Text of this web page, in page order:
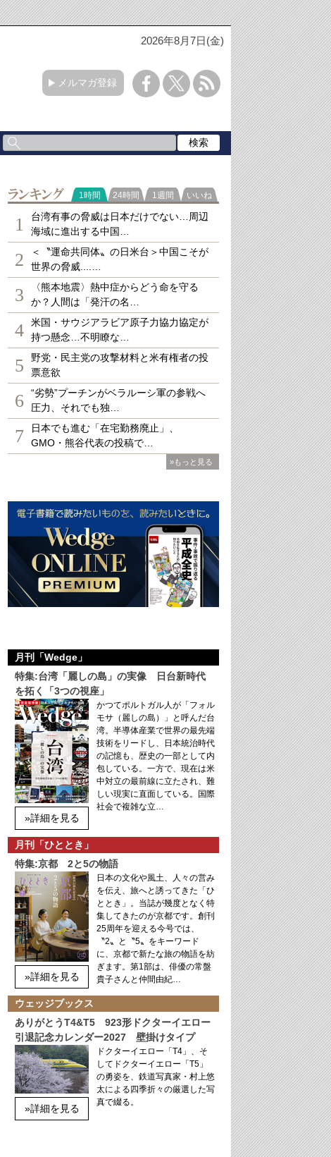
2026年8月7日(金)
メルマガ登録
ランキング
1時間 24時間 1週間 いいね
1
台湾有事の脅威は日本だけでない…周辺
海域に進出する中国…
2
＜〝運命共同体〟の日米台＞中国こそが
世界の脅威....…
3
〈熊本地震〉熱中症からどう命を守る
か？人間は「発汗の名…
4
米国・サウジアラビア原子力協力協定が
持つ懸念…不明瞭な…
5
野党・民主党の攻撃材料と米有権者の投
票意欲
6
“劣勢”プーチンがベラルーシ軍の参戦へ
圧力、それでも独…
7
日本でも進む「在宅勤務廃止」、
GMO・熊谷代表の投稿で…
»もっと見る
月刊「Wedge」
特集:台湾「麗しの島」の実像 日台新時代
を拓く「3つの視座」
»詳細を見る
かつてポルトガル人が「フォル
モサ（麗しの島）」と呼んだ台
湾。半導体産業で世界の最先端
技術をリードし、日本統治時代
の記憶も、歴史の一部として内
包している。一方で、現在は米
中対立の最前線に立たされ、難
しい現実に直面している。国際
社会で複雑な立…
月刊「ひととき」
特集:京都 2と5の物語
»詳細を見る
日本の文化や風土、人々の営み
を伝え、旅へと誘ってきた「ひ
ととき」。当誌が幾度となく特
集してきたのが京都です。創刊
25周年を迎える今号では、
〝2〟と〝5〟をキーワード
に、京都で新たな旅の物語を紡
ぎます。第1部は、俳優の常盤
貴子さんと仲間由紀…
ウェッジブックス
ありがとうT4&T5 923形ドクターイエロー
引退記念カレンダー2027 壁掛けタイプ
»詳細を見る
ドクターイエロー「T4」、そ
してドクターイエロー「T5」
の勇姿を、鉄道写真家・村上悠
太による四季折々の厳選した写
真で綴る。